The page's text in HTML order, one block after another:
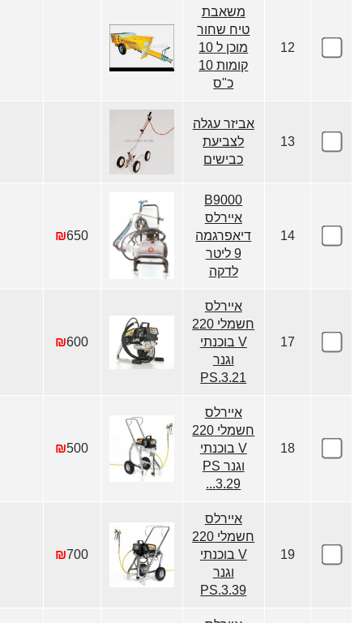
12
משאבת
טיח שחור
מוכן ל 10
קומות 10
כ"ס
13
אביזר עגלה
לצביעת
כבישים
14
B9000
איירלס
דיאפרגמה
9 ליטר
לדקה
₪650
17
איירלס
חשמלי 220
V בוכנתי
וגנר
PS.3.21
₪600
18
איירלס
חשמלי 220
V בוכנתי
וגנר PS
3.29...
₪500
19
איירלס
חשמלי 220
V בוכנתי
וגנר
PS.3.39
₪700